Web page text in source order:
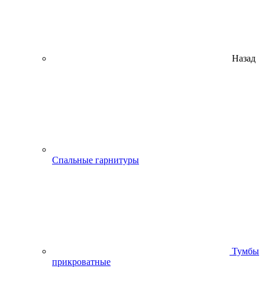
Назад
Спальные гарнитуры
Тумбы
прикроватные